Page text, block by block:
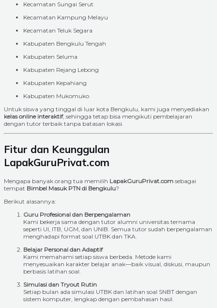
Kecamatan Sungai Serut
Kecamatan Kampung Melayu
Kecamatan Teluk Segara
Kabupaten Bengkulu Tengah
Kabupaten Seluma
Kabupaten Rejang Lebong
Kabupaten Kepahiang
Kabupaten Mukomuko
Untuk siswa yang tinggal di luar kota Bengkulu, kami juga menyediakan
kelas online interaktif, sehingga tetap bisa mengikuti pembelajaran
dengan tutor terbaik tanpa batasan lokasi.
Fitur dan Keunggulan
LapakGuruPrivat.com
Mengapa banyak orang tua memilih LapakGuruPrivat.com sebagai
tempat Bimbel Masuk PTN di Bengkulu?
Berikut alasannya:
Guru Profesional dan Berpengalaman
Kami bekerja sama dengan tutor alumni universitas ternama
seperti UI, ITB, UGM, dan UNIB. Semua tutor sudah berpengalaman
menghadapi format soal UTBK dan TKA.
Belajar Personal dan Adaptif
Kami memahami setiap siswa berbeda. Metode kami
menyesuaikan karakter belajar anak—baik visual, diskusi, maupun
berbasis latihan soal.
Simulasi dan Tryout Rutin
Setiap bulan ada simulasi UTBK dan latihan soal SNBT dengan
sistem komputer, lengkap dengan pembahasan hasil.